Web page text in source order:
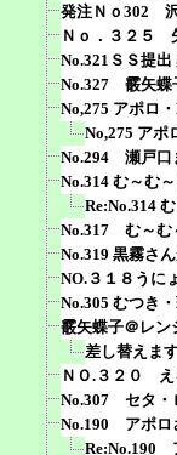
発注Ｎｏ302
Ｎｏ．３２５
No.321ＳＳ提出
No.327 霰矢蝶
No,275 アポロ
No,275 アポ
No.294 瀬戸口
No.314 む～む
Re:No.314
No.317 む～む
No.319 黒霧さ
NO.３１８うに
No.305 むつき
霰矢蝶子＠レン
差し替えま
ＮＯ.３２０ え
No.307 セタ・
No.190 アポロ
Re:No.190